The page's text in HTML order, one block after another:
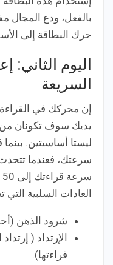
بالفعل، ودع المجال
حرك البطاقة إلى
اليوم الثاني:
السريعة
إن محركك في
يديك سوف تكونان من
ليستا أساسيتين.
سرعتك، فعندما
العادات السلبية
شرود الذهن
الإرتداد (
قراءتها).